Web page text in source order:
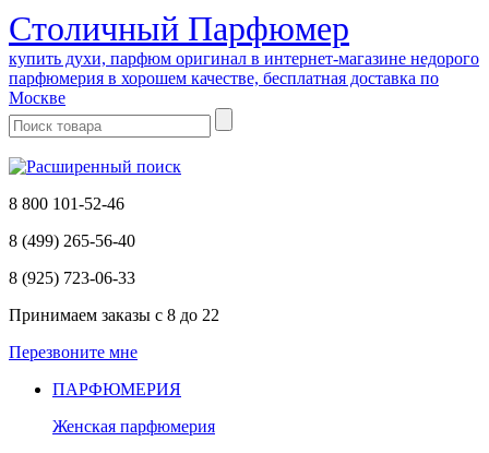
Cтоличный Парфюмер
купить духи, парфюм оригинал в интернет-магазине недорого
парфюмерия в хорошем качестве, бесплатная доставка по
Москве
8 800 101-52-46
8 (499) 265-56-40
8 (925) 723-06-33
Принимаем заказы с 8 до 22
Перезвоните мне
ПАРФЮМЕРИЯ
Женская парфюмерия